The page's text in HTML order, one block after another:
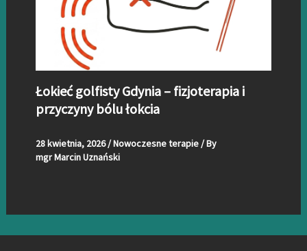
Łokieć golfisty Gdynia – fizjoterapia i
przyczyny bólu łokcia
28 kwietnia, 2026/Nowoczesne terapie/ By
mgr Marcin Uznański